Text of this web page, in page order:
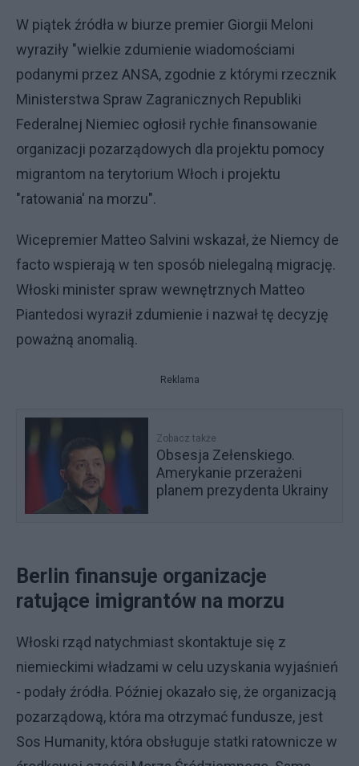
W piątek źródła w biurze premier Giorgii Meloni
wyraziły "wielkie zdumienie wiadomościami
podanymi przez ANSA, zgodnie z którymi rzecznik
Ministerstwa Spraw Zagranicznych Republiki
Federalnej Niemiec ogłosił rychłe finansowanie
organizacji pozarządowych dla projektu pomocy
migrantom na terytorium Włoch i projektu
"ratowania' na morzu".
Wicepremier Matteo Salvini wskazał, że Niemcy de
facto wspierają w ten sposób nielegalną migrację.
Włoski minister spraw wewnętrznych Matteo
Piantedosi wyraził zdumienie i nazwał tę decyzję
poważną anomalią.
Reklama
Zobacz także
Obsesja Zełenskiego.
Amerykanie przerażeni
planem prezydenta Ukrainy
Berlin finansuje organizacje
ratujące imigrantów na morzu
Włoski rząd natychmiast skontaktuje się z
niemieckimi władzami w celu uzyskania wyjaśnień
- podały źródła. Później okazało się, że organizacją
pozarządową, która ma otrzymać fundusze, jest
Sos Humanity, która obsługuje statki ratownicze w